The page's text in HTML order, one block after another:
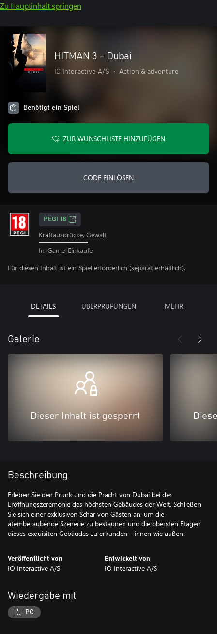
Zu Hauptinhalt springen
HITMAN 3 - Dubai
IO Interactive A/S • Action & adventure
Benötigt ein Spiel
ZUR WUNSCHLISTE HINZUFÜGEN
CODE EINLÖSEN
PEGI 18
Kraftausdrücke, Gewalt
In-Game-Einkäufe
Für diesen Inhalt ist ein Spiel erforderlich (separat erhältlich).
DETAILS ÜBERPRÜFUNGEN MEHR
Galerie
Dieser Inhalt ist gesperrt
Beschreibung
Erleben Sie den Prunk und die Pracht von Dubai bei der
Eröffnungszeremonie des höchsten Gebäudes der Welt. Schließen
Sie sich einer exklusiven Schar von Gästen an, um die
atemberaubende Szenerie zu bestaunen und die obersten Etagen
dieses exquisiten Gebäudes zu erkunden – innen wie außen.
Veröffentlicht von
IO Interactive A/S
Entwickelt von
IO Interactive A/S
Wiedergabe mit
PC